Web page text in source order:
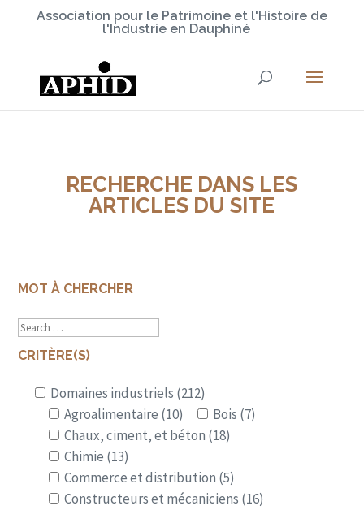
Association pour le Patrimoine et l'Histoire de
l'Industrie en Dauphiné
RECHERCHE DANS LES
ARTICLES DU SITE
MOT À CHERCHER
CRITÈRE(S)
Domaines industriels (212)
Agroalimentaire (10)
Bois (7)
Chaux, ciment, et béton (18)
Chimie (13)
Commerce et distribution (5)
Constructeurs et mécaniciens (16)